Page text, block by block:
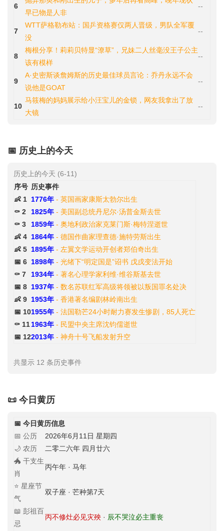
6
早已物是人非
--
7
WTT萨格勒布站：国乒资格赛仅两人晋级，男队全军覆
没
--
8
梅根分享！莉莉贝特显“潦草”，兄妹二人丝毫没王子公主
该有模样
--
9
A·史密斯谈詹姆斯的历史最佳球员言论：乔丹永远不会
说他是GOAT
--
10
马筱梅的妈妈展示给小汪宝儿的金锁，网友我拿出了放
大镜
--
📅 历史上的今天
历史上的今天 (6-11)
序号 历史事件
👶 1 1776年 - 英国画家康斯太勃尔出生
⚰️ 2
1825年 - 美国副总统丹尼尔·汤普金斯去世
⚰️ 3
1859年 - 奥地利政治家克莱门斯·梅特涅逝世
👶 4 1864年 - 德国作曲家理查德·施特劳斯出生
👶 5 1895年 - 左翼文学运动开创者郑伯奇出生
📅 6 1898年 - 光绪下“明定国是”诏书 戊戌变法开始
⚰️ 7
1934年 - 著名心理学家利维·维谷斯基去世
📅 8 1937年 - 数名苏联红军高级将领被以叛国罪名处决
👶 9 1953年 - 香港著名编剧林岭南出生
📅 101955年 - 法国勒芒24小时耐力赛发生惨剧，85人死亡
⚰️ 111963年 - 民盟中央主席沈钧儒逝世
📅 122013年 - 神舟十号飞船发射升空
共显示 12 条历史事件
📜 今日黄历
📅 今日黄历信息
📅 公历
2026年6月11日 星期四
🌙 农历
二零二六年 四月廿六
🐲 干支生
肖
丙午年 · 马年
⭐ 星座节
气
双子座 · 芒种第7天
📖 彭祖百
忌
丙不修灶必见灾殃 · 辰不哭泣必主重丧